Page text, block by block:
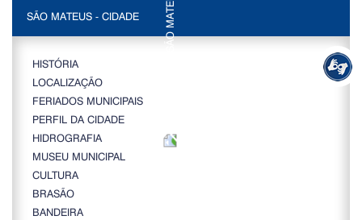
SÃO MATEUS - CIDADE
HISTÓRIA
LOCALIZAÇÃO
FERIADOS MUNICIPAIS
PERFIL DA CIDADE
HIDROGRAFIA
MUSEU MUNICIPAL
CULTURA
BRASÃO
BANDEIRA